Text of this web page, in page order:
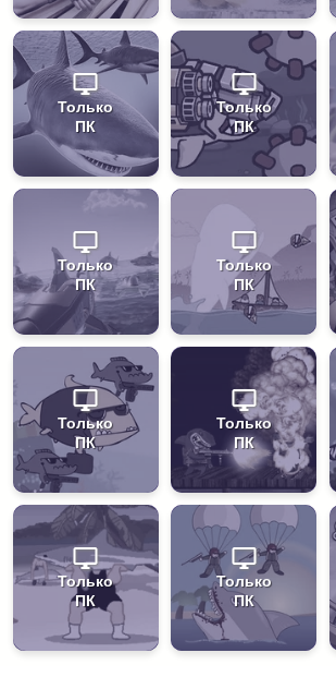
Только
ПК
Только
ПК
Только
ПК
Только
ПК
Только
ПК
Только
ПК
Только
ПК
Только
ПК